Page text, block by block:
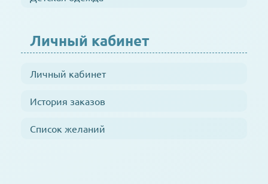
Личный кабинет
Личный кабинет
История заказов
Список желаний